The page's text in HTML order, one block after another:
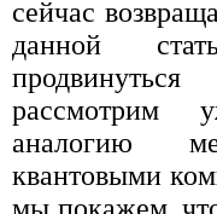
сейчас
данной
рассмотрим
аналогию
квантовыми